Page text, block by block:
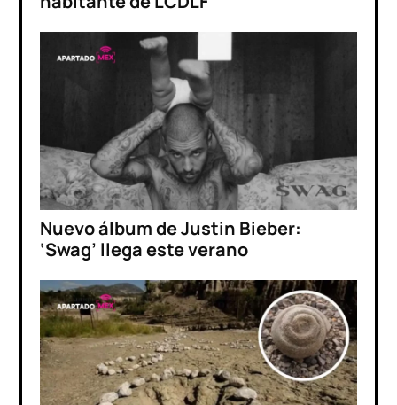
Nuevo álbum de Justin Bieber:
‘Swag’ llega este verano